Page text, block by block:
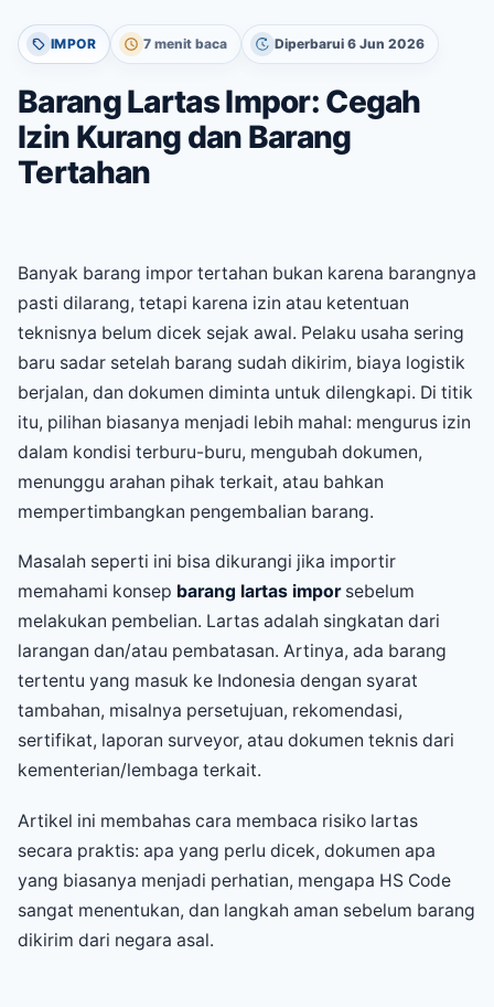
IMPOR 7 menit baca Diperbarui 6 Jun 2026
Barang Lartas Impor: Cegah
Izin Kurang dan Barang
Tertahan
Banyak barang impor tertahan bukan karena barangnya
pasti dilarang, tetapi karena izin atau ketentuan
teknisnya belum dicek sejak awal. Pelaku usaha sering
baru sadar setelah barang sudah dikirim, biaya logistik
berjalan, dan dokumen diminta untuk dilengkapi. Di titik
itu, pilihan biasanya menjadi lebih mahal: mengurus izin
dalam kondisi terburu-buru, mengubah dokumen,
menunggu arahan pihak terkait, atau bahkan
mempertimbangkan pengembalian barang.
Masalah seperti ini bisa dikurangi jika importir
memahami konsep barang lartas imporsebelum
melakukan pembelian. Lartas adalah singkatan dari
larangan dan/atau pembatasan. Artinya, ada barang
tertentu yang masuk ke Indonesia dengan syarat
tambahan, misalnya persetujuan, rekomendasi,
sertifikat, laporan surveyor, atau dokumen teknis dari
kementerian/lembaga terkait.
Artikel ini membahas cara membaca risiko lartas
secara praktis: apa yang perlu dicek, dokumen apa
yang biasanya menjadi perhatian, mengapa HS Code
sangat menentukan, dan langkah aman sebelum barang
dikirim dari negara asal.